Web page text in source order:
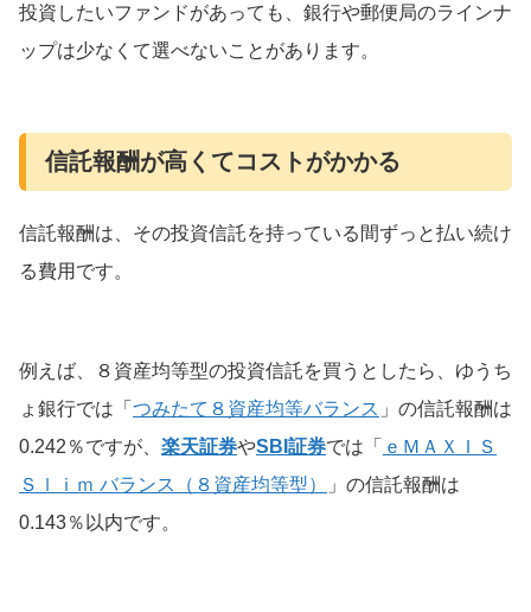
投資したいファンドがあっても、銀行や郵便局のラインナ
ップは少なくて選べないことがあります。
信託報酬が高くてコストがかかる
信託報酬は、その投資信託を持っている間ずっと払い続け
る費用です。
例えば、８資産均等型の投資信託を買うとしたら、ゆうち
ょ銀行では「 つみたて８資産均等バランス 」の信託報酬は
0.242％ですが、 楽天証券やSBI証券では「 ｅＭＡＸＩＳ
Ｓｌｉｍ バランス（８資産均等型）
」の信託報酬は
0.143％以内です。